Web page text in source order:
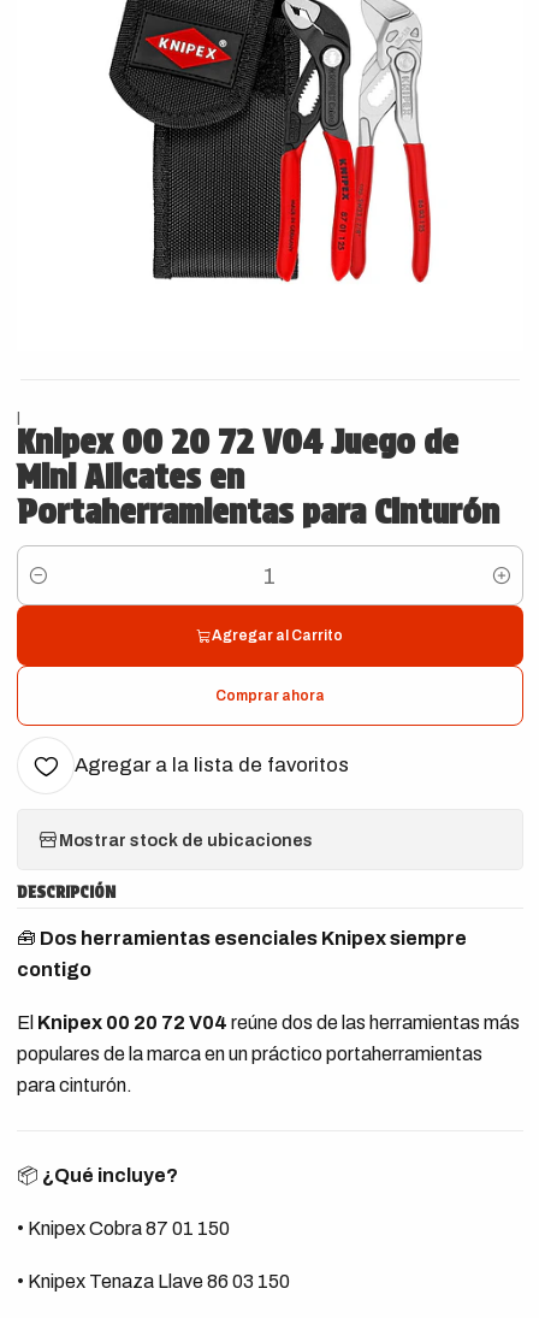
|
Knipex 00 20 72 V04 Juego de
Mini Alicates en
Portaherramientas para Cinturón
Cantidad
Agregar al Carrito
Comprar ahora
Agregar a la lista de favoritos
Mostrar stock de ubicaciones
DESCRIPCIÓN
🧰 Dos herramientas esenciales Knipex siempre
contigo
El Knipex 00 20 72 V04 reúne dos de las herramientas más
populares de la marca en un práctico portaherramientas
para cinturón.
📦 ¿Qué incluye?
• Knipex Cobra 87 01 150
• Knipex Tenaza Llave 86 03 150